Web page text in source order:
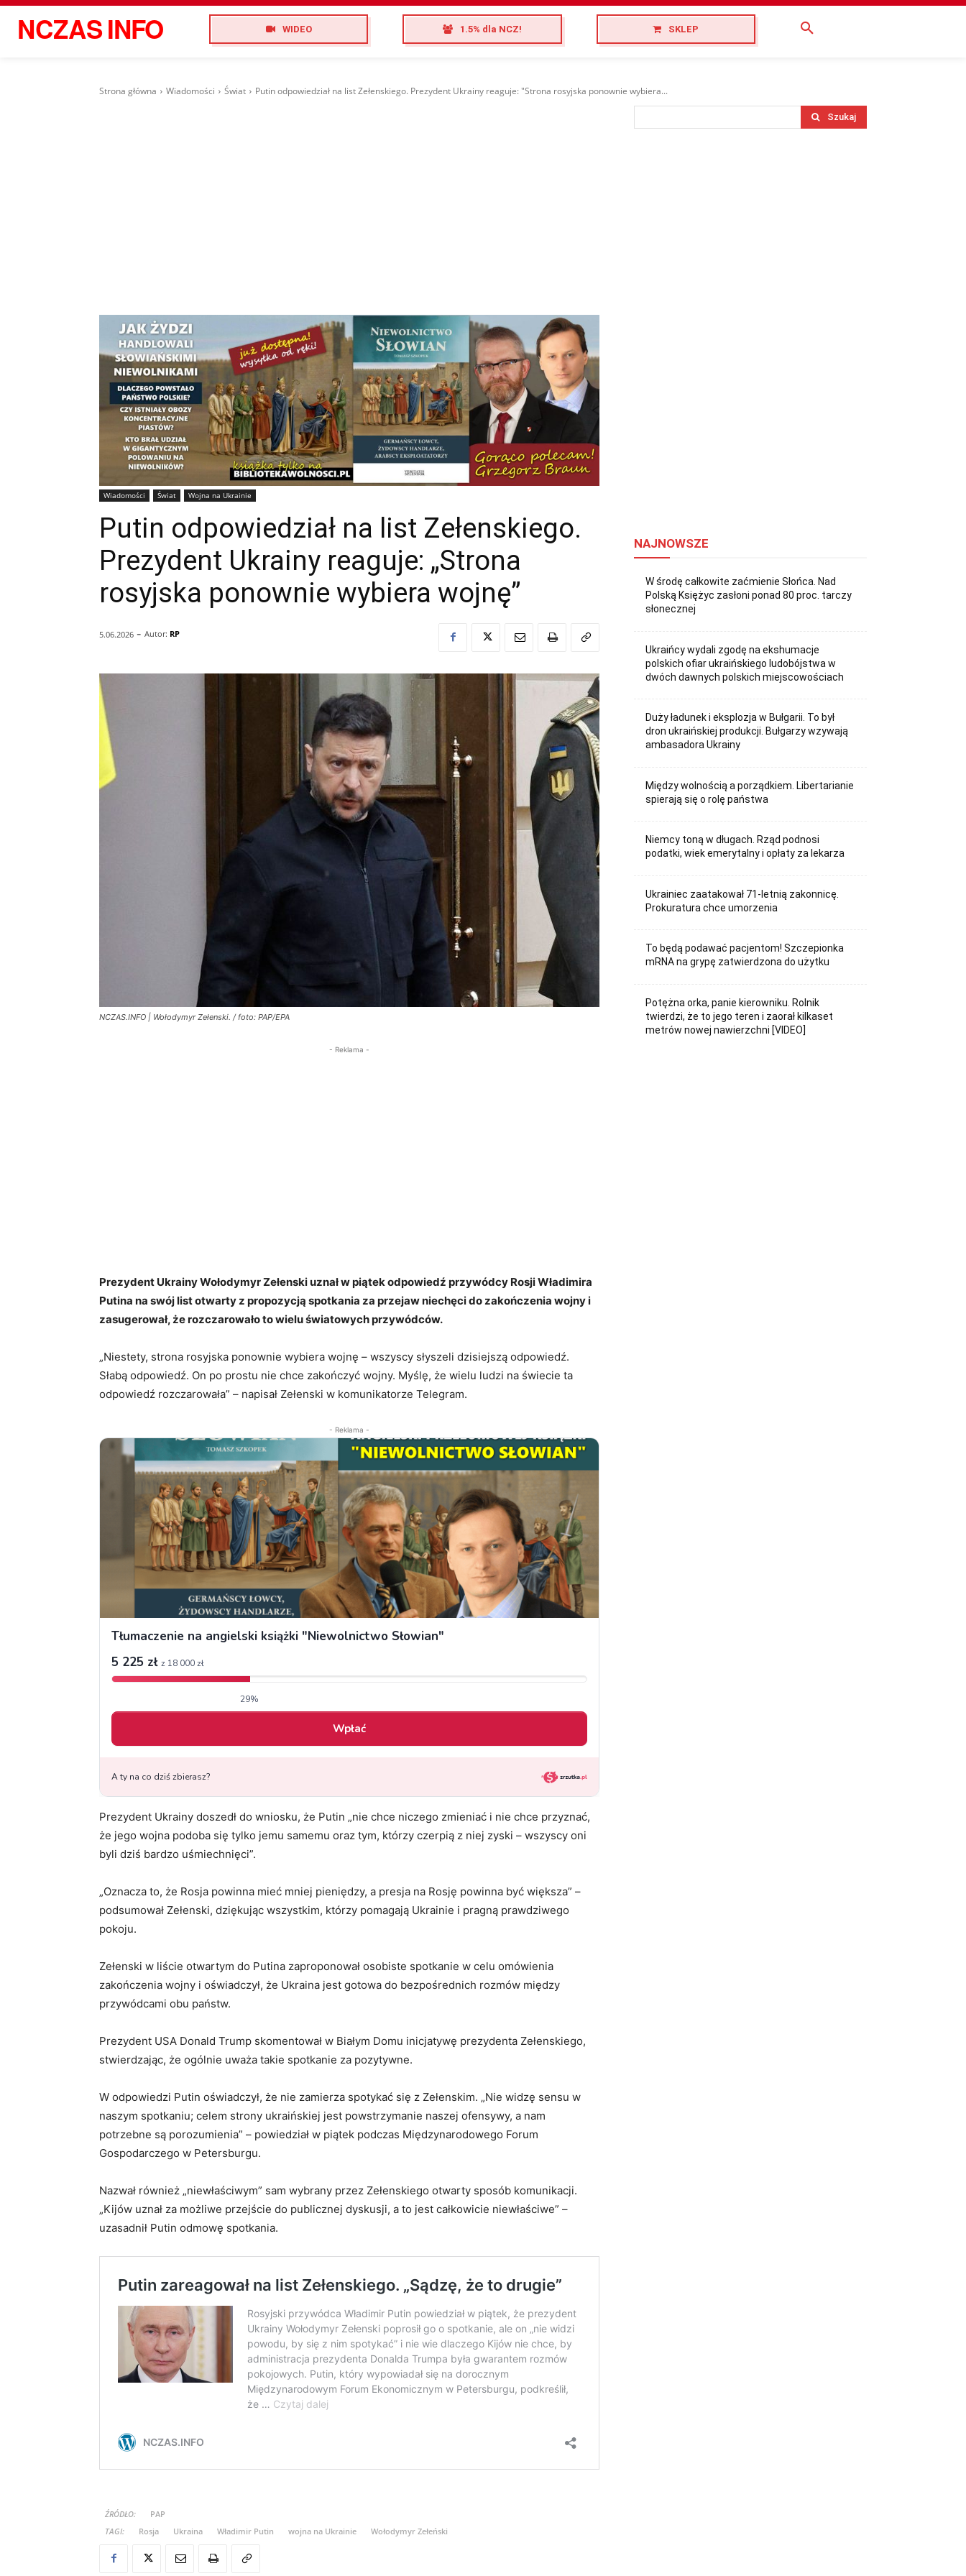
NCZASINFO WIDEO 1.5% dla NCZ! SKLEP
Strona główna Wiadomości Świat Putin odpowiedział na list Zełenskiego. Prezydent Ukrainy reaguje: "Strona rosyjska ponownie wybiera...
Wiadomości Świat Wojna na Ukrainie
Putin odpowiedział na list Zełenskiego.
Prezydent Ukrainy reaguje: „Strona
rosyjska ponownie wybiera wojnę”
5.06.2026 - Autor: RP
NCZAS.INFO | Wołodymyr Zełenski. / foto: PAP/EPA
- Reklama -
Prezydent Ukrainy Wołodymyr Zełenski uznał w piątek odpowiedź przywódcy Rosji Władimira
Putina na swój list otwarty z propozycją spotkania za przejaw niechęci do zakończenia wojny i
zasugerował, że rozczarowało to wielu światowych przywódców.
„Niestety, strona rosyjska ponownie wybiera wojnę – wszyscy słyszeli dzisiejszą odpowiedź.
Słabą odpowiedź. On po prostu nie chce zakończyć wojny. Myślę, że wielu ludzi na świecie ta
odpowiedź rozczarowała” – napisał Zełenski w komunikatorze Telegram.
- Reklama -
Prezydent Ukrainy doszedł do wniosku, że Putin „nie chce niczego zmieniać i nie chce przyznać,
że jego wojna podoba się tylko jemu samemu oraz tym, którzy czerpią z niej zyski – wszyscy oni
byli dziś bardzo uśmiechnięci”.
„Oznacza to, że Rosja powinna mieć mniej pieniędzy, a presja na Rosję powinna być większa” –
podsumował Zełenski, dziękując wszystkim, którzy pomagają Ukrainie i pragną prawdziwego
pokoju.
Zełenski w liście otwartym do Putina zaproponował osobiste spotkanie w celu omówienia
zakończenia wojny i oświadczył, że Ukraina jest gotowa do bezpośrednich rozmów między
przywódcami obu państw.
Prezydent USA Donald Trump skomentował w Białym Domu inicjatywę prezydenta Zełenskiego,
stwierdzając, że ogólnie uważa takie spotkanie za pozytywne.
W odpowiedzi Putin oświadczył, że nie zamierza spotykać się z Zełenskim. „Nie widzę sensu w
naszym spotkaniu; celem strony ukraińskiej jest powstrzymanie naszej ofensywy, a nam
potrzebne są porozumienia” – powiedział w piątek podczas Międzynarodowego Forum
Gospodarczego w Petersburgu.
Nazwał również „niewłaściwym” sam wybrany przez Zełenskiego otwarty sposób komunikacji.
„Kijów uznał za możliwe przejście do publicznej dyskusji, a to jest całkowicie niewłaściwe” –
uzasadnił Putin odmowę spotkania.
ŹRÓDŁO:
PAP
TAGI:
Rosja Ukraina Władimir Putin wojna na Ukrainie Wołodymyr Zełeński
Szukaj
NAJNOWSZE
W środę całkowite zaćmienie Słońca. Nad
Polską Księżyc zasłoni ponad 80 proc. tarczy
słonecznej
Ukraińcy wydali zgodę na ekshumacje
polskich ofiar ukraińskiego ludobójstwa w
dwóch dawnych polskich miejscowościach
Duży ładunek i eksplozja w Bułgarii. To był
dron ukraińskiej produkcji. Bułgarzy wzywają
ambasadora Ukrainy
Między wolnością a porządkiem. Libertarianie
spierają się o rolę państwa
Niemcy toną w długach. Rząd podnosi
podatki, wiek emerytalny i opłaty za lekarza
Ukrainiec zaatakował 71-letnią zakonnicę.
Prokuratura chce umorzenia
To będą podawać pacjentom! Szczepionka
mRNA na grypę zatwierdzona do użytku
Potężna orka, panie kierowniku. Rolnik
twierdzi, że to jego teren i zaorał kilkaset
metrów nowej nawierzchni [VIDEO]